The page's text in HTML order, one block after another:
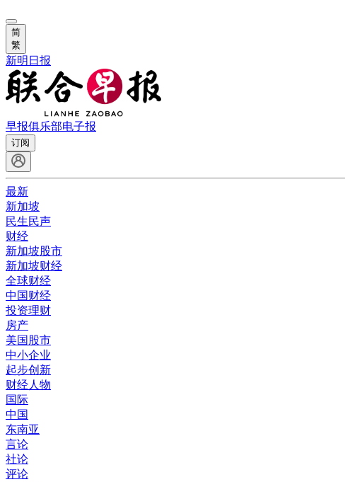
简
繁
新明日报
早报俱乐部电子报
订阅
最新
新加坡
民生民声
财经
新加坡股市
新加坡财经
全球财经
中国财经
投资理财
房产
美国股市
中小企业
起步创新
财经人物
国际
中国
东南亚
言论
社论
评论